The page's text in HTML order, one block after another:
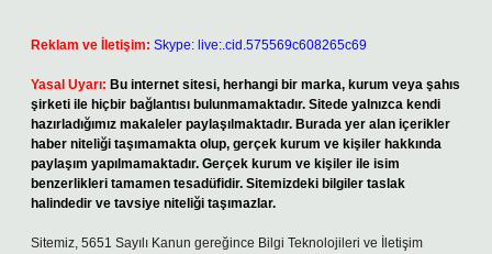
Reklam ve İletişim: Skype: live:.cid.575569c608265c69
Yasal Uyarı: Bu internet sitesi, herhangi bir marka, kurum veya şahıs
şirketi ile hiçbir bağlantısı bulunmamaktadır. Sitede yalnızca kendi
hazırladığımız makaleler paylaşılmaktadır. Burada yer alan içerikler
haber niteliği taşımamakta olup, gerçek kurum ve kişiler hakkında
paylaşım yapılmamaktadır. Gerçek kurum ve kişiler ile isim
benzerlikleri tamamen tesadüfidir. Sitemizdeki bilgiler taslak
halindedir ve tavsiye niteliği taşımazlar.
Sitemiz, 5651 Sayılı Kanun gereğince Bilgi Teknolojileri ve İletişim